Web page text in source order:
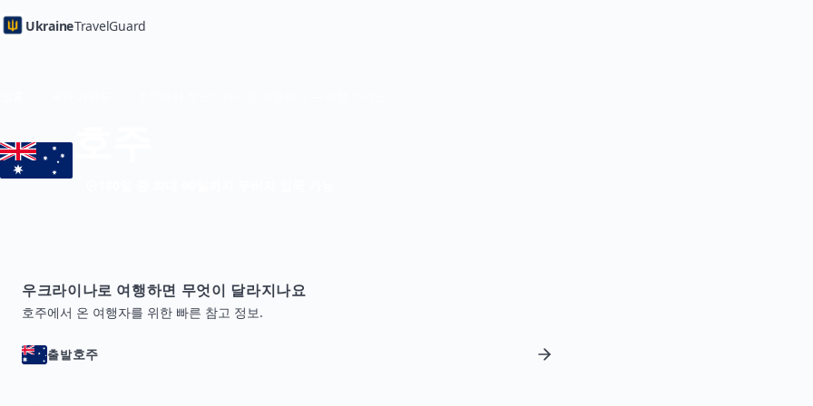
UkraineTravelGuard
우크라이나로 여행하면 무엇이 달라지나요
호주에서 온 여행자를 위한 빠른 참고 정보.
출발호주